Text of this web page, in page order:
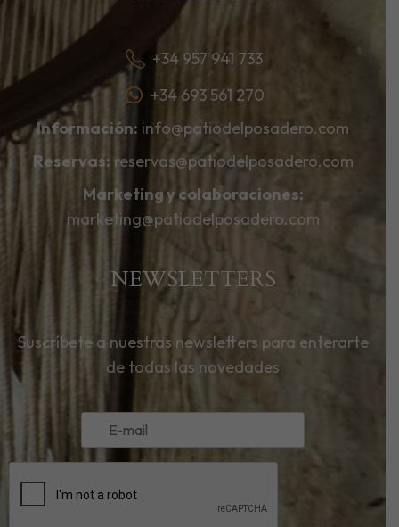
+34 957 941 733
+34 693 561 270
Información: info@patiodelposadero.com
Reservas: reservas@patiodelposadero.com
Marketing y colaboraciones:
marketing@patiodelposadero.com
NEWSLETTERS
Suscríbete a nuestras newsletters para enterarte
de todas las novedades